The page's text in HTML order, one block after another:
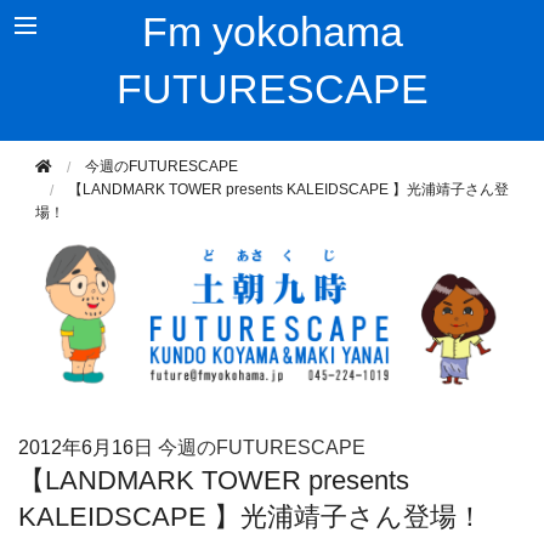
Fm yokohama
FUTURESCAPE
今週のFUTURESCAPE
【LANDMARK TOWER presents KALEIDSCAPE 】光浦靖子さん登
場！
2012年6月16日 今週のFUTURESCAPE
【LANDMARK TOWER presents
KALEIDSCAPE 】光浦靖子さん登場！